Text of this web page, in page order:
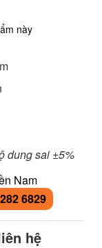
này
dung sai ±5%
Nam
6829
hệ